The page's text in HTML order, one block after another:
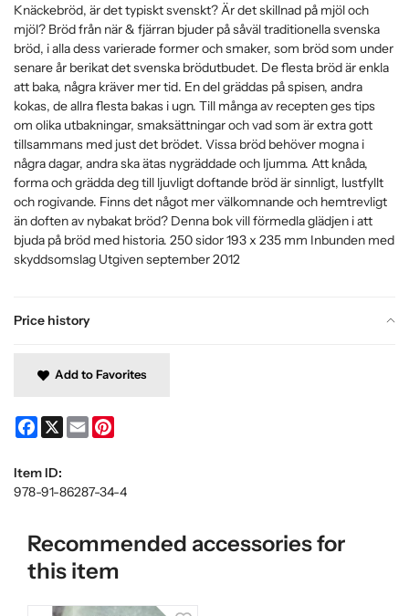
Price history
Knäckebröd, är det typiskt svenskt? Är det skillnad på mjöl och
mjöl? Bröd från när & fjärran bjuder på såväl traditionella svenska
bröd, i alla dess varierade former och smaker, som bröd som under
senare år berikat det svenska brödutbudet. De flesta bröd är enkla
att baka, några kräver mer tid. En del gräddas på spisen, andra
kokas, de allra flesta bakas i ugn. Till många av recepten ges tips
om olika utbakningar, smaksättningar och vad som är extra gott
tillsammans med just det brödet. Vissa bröd behöver mogna i
några dagar, andra ska ätas nygräddade och ljumma. Att knåda,
forma och grädda deg till ljuvligt doftande bröd är sinnligt, lustfyllt
och rogivande. Finns det något mer välkomnande och hemtrevligt
än doften av nybakat bröd? Denna bok vill förmedla glädjen i att
bjuda på bröd med historia. 250 sidor 193 x 235 mm Inbunden med
skyddsomslag Utgiven september 2012
Add to Favorites
Facebook
X Email
Item ID:
978-91-86287-34-4
Recommended accessories for
this item